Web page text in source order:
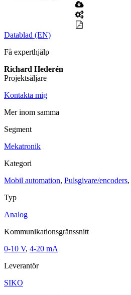
Positionsvisare / Mätklockor
Wire-moduler
Motion
MätskalorRäknare / Displayer
Givare
Maskinsäkerhet
Ljusridåer
Varningsljud
Varningsljus
Övrigt
Datablad (EN)
Få experthjälp
Richard Hederén
Projektsäljare
Kontakta mig
Mer inom samma
Segment
Mekatronik
Kategori
Mobil automation, Pulsgivare/encoders,
Typ
Analog
Kommunikationsgränssnitt
0-10 V, 4-20 mA
Leverantör
SIKO